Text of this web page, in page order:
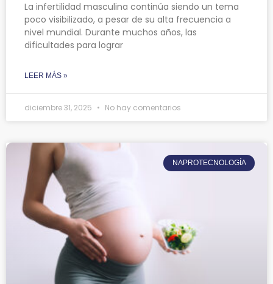
La infertilidad masculina continúa siendo un tema
poco visibilizado, a pesar de su alta frecuencia a
nivel mundial. Durante muchos años, las
dificultades para lograr
LEER MÁS »
diciembre 31, 2025 No hay comentarios
NAPROTECNOLOGÍA